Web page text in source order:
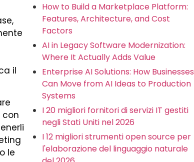
il
con
le
How to Build a Marketplace Platform:
Features, Architecture, and Cost
Factors
AI in Legacy Software Modernization:
Where It Actually Adds Value
Enterprise AI Solutions: How Businesses
Can Move from AI Ideas to Production
Systems
I 20 migliori fornitori di servizi IT gestiti
negli Stati Uniti nel 2026
I 12 migliori strumenti open source per
l'elaborazione del linguaggio naturale